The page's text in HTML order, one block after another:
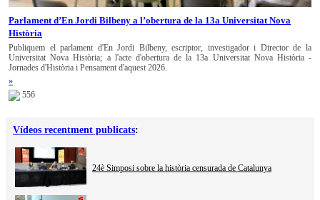
Parlament d’En Jordi Bilbeny a l’obertura de la 13a Universitat Nova
Història
Publiquem el parlament d'En Jordi Bilbeny, escriptor, investigador i Director de la
Universitat Nova Història; a l'acte d'obertura de la 13a Universitat Nova Història -
Jornades d'Història i Pensament d'aquest 2026.
»
556
Vídeos recentment publicats:
24è Simposi sobre la història censurada de Catalunya